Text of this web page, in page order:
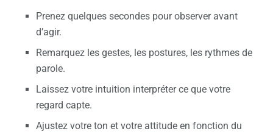
Prenez quelques secondes pour observer avant
d’agir.
Remarquez les gestes, les postures, les rythmes de
parole.
Laissez votre intuition interpréter ce que votre
regard capte.
Ajustez votre ton et votre attitude en fonction du